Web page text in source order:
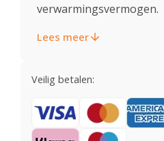
verwarmingsvermogen.
Lees meer
Veilig betalen: